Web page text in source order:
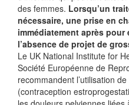
des femmes. Lorsqu’un
nécessaire, une prise en
immédiatement après
l’absence de projet de
Le UK National Institute for
Société Européenne de
recommandent l’utilisation
(contraception